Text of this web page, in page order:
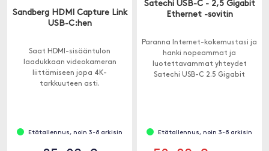
Sandberg HDMI Capture Link
USB-C:hen
Saat HDMI-sisääntulon
laadukkaan videokameran
liittämiseen jopa 4K-
tarkkuuteen asti.
Etätallennus, noin 3-8 arkisin
Satechi USB-C - 2,5 Gigabit
Ethernet -sovitin
Paranna Internet-kokemustasi ja
hanki nopeammat ja
luotettavammat yhteydet
Satechi USB-C 2.5 Gigabit
Etätallennus, noin 3-8 arkisin